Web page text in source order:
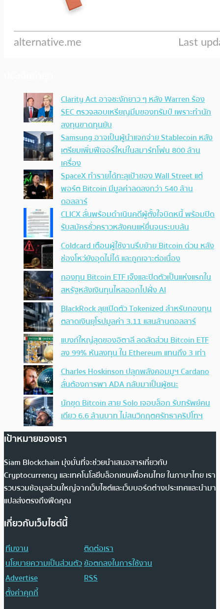
Clarity Act อาจชะงักยาว ๆ หลัง Warren ร้อง
SEC ตรวจสอบเหรียญมีมของทรัมป์ เพราะทำนัก
ลงทุนขาดทุนยับ
Samsung อาจเป็นผู้นำแจกจ่าย Stablecoin หลัง
เตรียมเพิ่มฟีเจอร์ใหม่ในสมาร์ทโฟน 800 ล้าน
เครื่อง
SpaceX ทำรายได้ทะลุเป้าของ Wall Street แต่
พอร์ต Bitcoin มีมูลค่าลดลงกว่า 540 ล้าน
ดอลลาร์
CLICX ลั่นพร้อมดำเนินคดีผู้ตั้งใจบิดหนี้ พร้อมปิด
รับสมัครชั่วคราวหลังคนแห่ยื่นจนระบบล้น
Coldcard เตือนผู้ใช้งานรีบย้าย Bitcoin ด่วน หลัง
ช่องโหว่ยังอุดไม่ได้ และถูกเจาะต่อเนื่อง
กองทุน Bitcoin ETF เจ๊งและปิดตัวเป็นแห่งแรกใน
สหรัฐหลังเงินทุนไหลออกไปฝั่ง AI
BlackRock ลุยเปิดตัว Tokenized สำหรับกองทุน
ตลาดเงินยุโรปมูลค่า 3.11 แสนล้านดอลลาร์
แบงก์ใหญ่สุดของอิตาลี ลดสัดส่วน Bitcoin ETF
ลง 99% หันลงทุน ใน Ethereum แทนถึง 3 เท่า
Charles Hoskinson ปลุกพลังคอมมูฯ Cardano
ลั่นต้องการพา ADA กลับมาเป็นผู้ชนะ
นักขุด Bitcoin สาย Solo เจอบล็อก รับทรัพย์คน
เดียว 6.6 ล้านบาท ไม่สนวิกฤตศรัทธาคริปโทฯ
เป้าหมายของเรา
Siam Blockchain มุ่งมั่นที่จะช่วยนำเสนอสารเกี่ยวกับ
Cryptocurrency และเทคโนโลยีบล็อกเชนเพื่อคนไทย ในภาษาไทย เรา
รวบรวมข้อมูลส่วนใหญ่จากเว็บไซต์และเว็บบอร์ดต่างประเทศและนำมา
แปลส่งตรงถึงฟีดคุณ
เกี่ยวกับเว็บไซต์นี้
ทีมงาน
ติดต่อเรา
นโยบายความเป็นส่วนตัวข้อตกลงในการใช้งาน
Advertise
RSS
ตั้งค่าคุกกี้